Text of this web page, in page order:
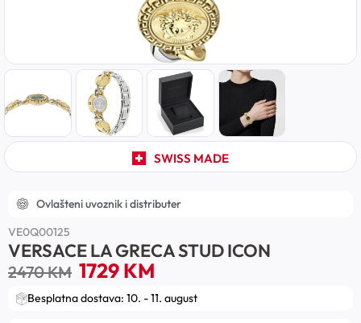
SWISS MADE
Ovlašteni uvoznik i distributer
VE0Q00125
VERSACE LA GRECA STUD ICON
2470KM 1729KM
Besplatna dostava: 10. - 11. august